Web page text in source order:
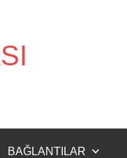
BAĞLANTILAR